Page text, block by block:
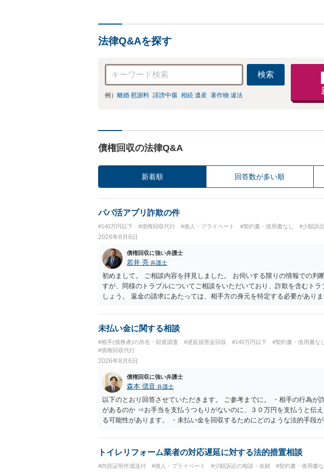
法律Q&Aを探す
検索
例） 離婚 慰謝料 誹謗中傷 相続 遺産 著作物 違法
債権回収の法律Q&A
新着順 回答数が多い順
パパ活アプリ詐欺の件
#140万円以下 #債権回収代行 #個人・プライベート #契約書・借用書なし #少額訴
2026年8月8日
債権回収に強い弁護士
若井 亮 弁護士
初めまして。 ご相談内容を拝見しました。 お伺いする限りの情報での判
すが、同様のトラブルについてご相談をいただいており、詐欺を含むト
しょう。 返金の請求にあたっては、相手方の身元を特定する必要があり
ずれにせよ、まずは速やかに最寄りの警察署に被害相談に行くことをお勧
未払い金に関する相談
#相手(債務者)の所在・財産調査 #遅延損害金回収 #140万円以下 #契約書・借用書な
#債権回収代行
2026年8月6日
債権回収に強い弁護士
森本 偲音 弁護士
以下のとおり回答させていただきます。 ご参考までに。 ・相手の行為が
があるのか ⇒お手当を支払うつもりがないのに、３０万円を支払うと伝
る可能性があります。 ・未払い金を回収するためにどのような法的手段
であるため、公序良俗に反する契約として 民法上無効（民法９０条）
い可能性が高いです。 ・相手の氏名や住所が分からない状態でも対応可
トイレリフォーム業者の対応遅延に対する法的措置相談
#内容証明作成送付 #個人・プライベート #少額訴訟の相談・依頼 #契約書・借用書な